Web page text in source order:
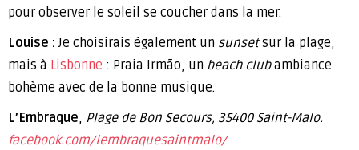
pour observer le soleil se coucher dans la mer.
Louise : Je choisirais également un sunsetsur la plage,
mais à Lisbonne : Praia Irmão, un beach clubambiance
bohème avec de la bonne musique.
L’Embraque, Plage de Bon Secours, 35400 Saint-Malo.
facebook.com/lembraquesaintmalo/